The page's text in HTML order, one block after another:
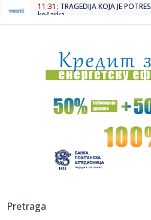
11:31: TRAGEDIJA KOJA JE
košarka...
11:28:U požaru u Gornjem
šestočla...
11:26:Novak Đoković otvorio
Na Zlatiboru žu-žu
11:26:Težak sudar više vozila na
pažnju na...
Pretraga